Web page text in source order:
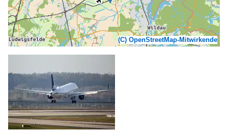
(C) OpenStreetMap-Mitwirkende